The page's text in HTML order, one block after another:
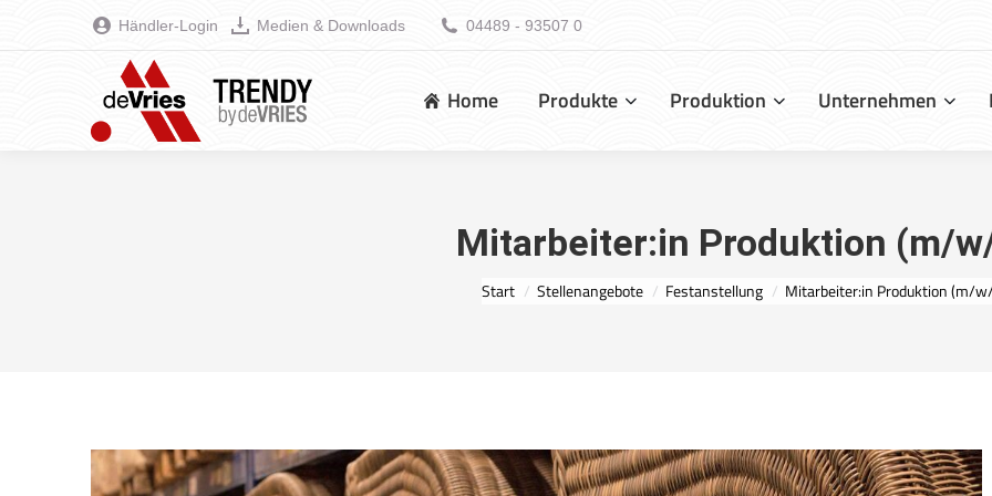
Händler-Login Medien & Downloads 04489 - 93507 0
Home Produkte Produktion Unternehmen
Mitarbeiter:in Produktion (m/
Sie befinden sich hier:
Start Stellenangebote Festanstellung Mitarbeiter:in Produktion (m/